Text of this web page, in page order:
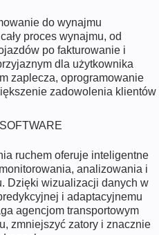
do wynajmu
proces wynajmu, od
po fakturowanie i
dla użytkownika
zaplecza, oprogramowanie
zadowolenia klientów
ruchem oferuje inteligentne
analizowania i
Dzięki wizualizacji danych w
i adaptacyjnemu
agencjom transportowym
zmniejszyć zatory i znacznie